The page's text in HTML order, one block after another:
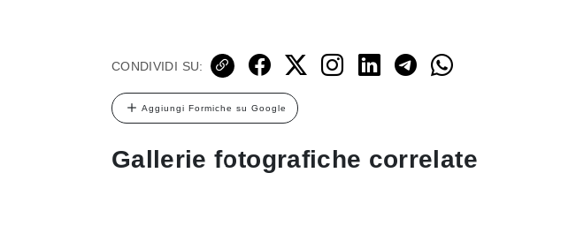
CONDIVIDI SU:
Aggiungi Formiche su Google
Gallerie fotografiche correlate